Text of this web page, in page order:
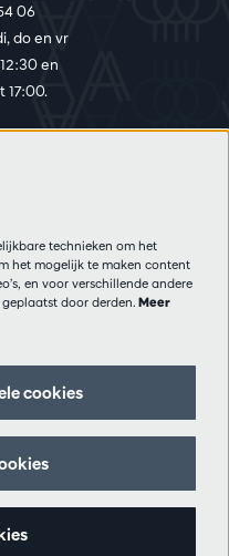
06
do en vr
en
17:00.
technieken om het
het mogelijk te maken content
en voor verschillende andere
door derden. Meer
cookies